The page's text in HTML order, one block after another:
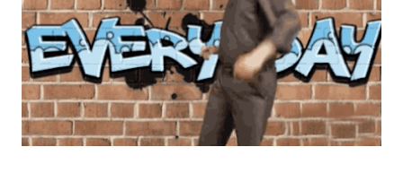
his song. Hitler video is also going viral on the web
after Sunday Morning Love. Hitler's reaction to
Sunday morning love has been watched more than
30K times within two days.